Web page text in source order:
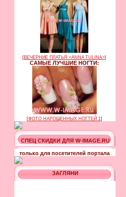
[ВЕЧЕРНИЕ ПЛАТЬЯ <ANNA TULINA>]
САМЫЕ ЛУЧШИЕ НОГТИ:
[ФОТО НАРОЩЕННЫХ НОГТЕЙ 1]
СПЕЦ СКИДКИ ДЛЯ W-IMAGE.RU
только для посетителей портала
ЗАГЛЯНИ